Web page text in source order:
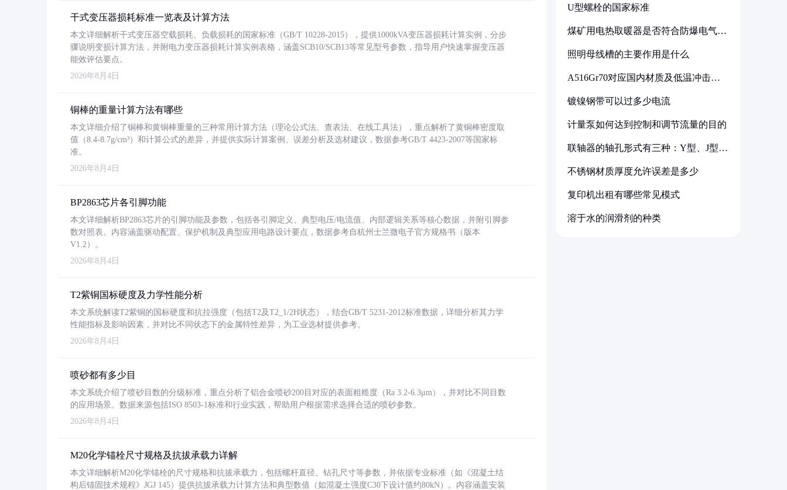
干式变压器损耗标准一览表及计算方法
本文详细解析干式变压器空载损耗、负载损耗的国家标准（GB/T 10228-2015），提供1000kVA变压器损耗计算实例，分步
骤说明变损计算方法，并附电力变压器损耗计算实例表格，涵盖SCB10/SCB13等常见型号参数，指导用户快速掌握变压器
能效评估要点。
2026年8月4日
铜棒的重量计算方法有哪些
本文详细介绍了铜棒和黄铜棒重量的三种常用计算方法（理论公式法、查表法、在线工具法），重点解析了黄铜棒密度取
值（8.4-8.7g/cm³）和计算公式的差异，并提供实际计算案例、误差分析及选材建议，数据参考GB/T 4423-2007等国家标
准。
2026年8月4日
BP2863芯片各引脚功能
本文详细解析BP2863芯片的引脚功能及参数，包括各引脚定义、典型电压/电流值、内部逻辑关系等核心数据，并附引脚参
数对照表。内容涵盖驱动配置、保护机制及典型应用电路设计要点，数据参考自杭州士兰微电子官方规格书（版本
V1.2）。
2026年8月4日
T2紫铜国标硬度及力学性能分析
本文系统解读T2紫铜的国标硬度和抗拉强度（包括T2及T2_1/2H状态），结合GB/T 5231-2012标准数据，详细分析其力学
性能指标及影响因素，并对比不同状态下的金属特性差异，为工业选材提供参考。
2026年8月4日
喷砂都有多少目
本文系统介绍了喷砂目数的分级标准，重点分析了铝合金喷砂200目对应的表面粗糙度（Ra 3.2-6.3μm），并对比不同目数
的应用场景。数据来源包括ISO 8503-1标准和行业实践，帮助用户根据需求选择合适的喷砂参数。
2026年8月4日
M20化学锚栓尺寸规格及抗拔承载力详解
本文详细解析M20化学锚栓的尺寸规格和抗拔承载力，包括螺杆直径、钻孔尺寸等参数，并依据专业标准（如《混凝土结
构后锚固技术规程》JGJ 145）提供抗拔承载力计算方法和典型数值（如混凝土强度C30下设计值约80kN）。内容涵盖安装
U型螺栓的国家标准
煤矿用电热取暖器是否符合防爆电气设
照明母线槽的主要作用是什么
A516Gr70对应国内材质及低温冲击要
镀镍钢带可以过多少电流
计量泵如何达到控制和调节流量的目的
联轴器的轴孔形式有三种：Y型、J型、
不锈钢材质厚度允许误差是多少
复印机出租有哪些常见模式
溶于水的润滑剂的种类